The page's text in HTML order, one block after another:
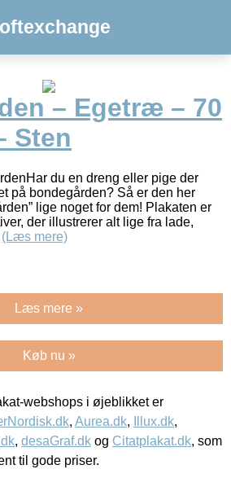
– Egetræ – 70
Sten
du en dreng eller pige der
på bondegården? Så er den her
lige noget for dem! Plakaten er
der illustrerer alt lige fra lade,
(Læs mere)
Læs mere »
Køb nu »
webshops i øjeblikket er
, Aurea.dk, Illux.dk,
, desaGraf.dk og Citatplakat.dk, som
til gode priser.